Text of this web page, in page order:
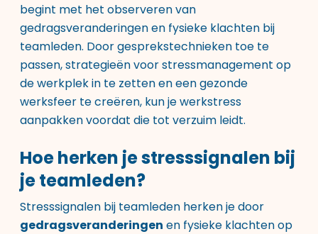
begint met het observeren van
gedragsveranderingen en fysieke klachten bij
teamleden. Door gesprekstechnieken toe te
passen, strategieën voor stressmanagement op
de werkplek in te zetten en een gezonde
werksfeer te creëren, kun je werkstress
aanpakken voordat die tot verzuim leidt.
Hoe herken je stresssignalen bij
je teamleden?
Stresssignalen bij teamleden herken je door
gedragsveranderingen en fysieke klachten op